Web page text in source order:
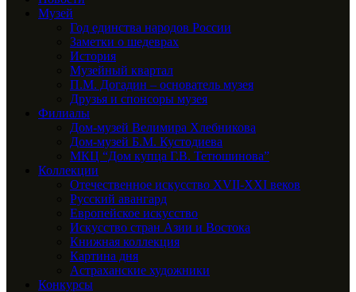
Музей
Год единства народов России
Заметки о шедеврах
История
Музейный квартал
П.М. Догадин – основатель музея
Друзья и спонсоры музея
Филиалы
Дом-музей Велимира Хлебникова
Дом-музей Б.М. Кустодиева
МКЦ “Дом купца Г.В. Тетюшинова”
Коллекции
Отечественное искусство XVII-XXI веков
Русский авангард
Европейское искусство
Искусство стран Азии и Востока
Книжная коллекция
Картина дня
Астраханские художники
Конкурсы